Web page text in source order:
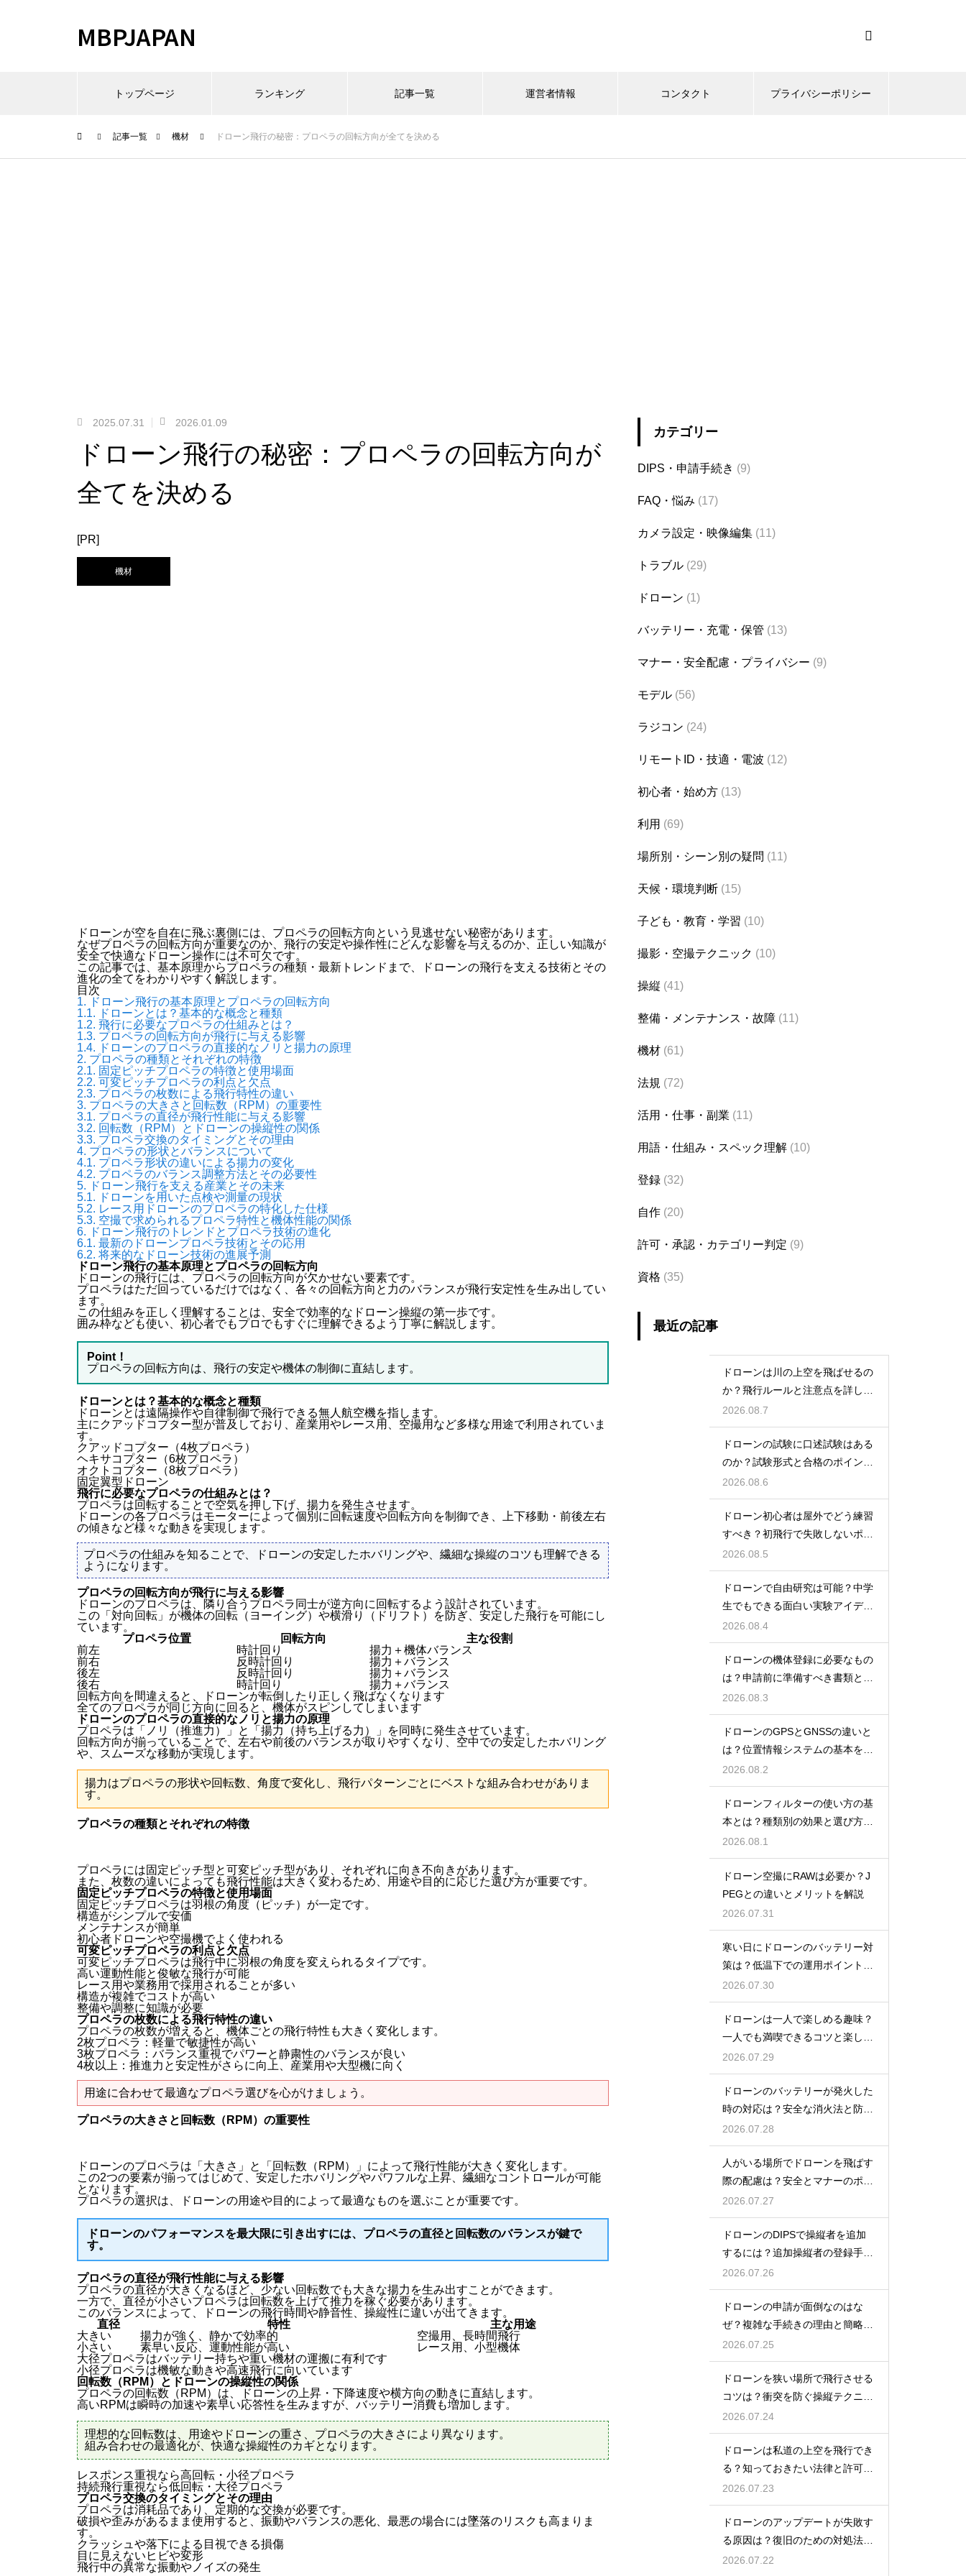
MBPJAPAN
トップページ ランキング 記事一覧 運営者情報 コンタクト プライバシーポリシー
記事一覧 機材 ドローン飛行の秘密：プロペラの回転方向が全てを決める
2025.07.31 2026.01.09
ドローン飛行の秘密：プロペラの回転方向が
全てを決める
[PR]
機材
ドローンが空を自在に飛ぶ裏側には、プロペラの回転方向という見逃せない秘密があります。
なぜプロペラの回転方向が重要なのか、飛行の安定や操作性にどんな影響を与えるのか、正しい知識が
安全で快適なドローン操作には不可欠です。
この記事では、基本原理からプロペラの種類・最新トレンドまで、ドローンの飛行を支える技術とその
進化の全てをわかりやすく解説します。
目次
1. ドローン飛行の基本原理とプロペラの回転方向
1.1. ドローンとは？基本的な概念と種類
1.2. 飛行に必要なプロペラの仕組みとは？
1.3. プロペラの回転方向が飛行に与える影響
1.4. ドローンのプロペラの直接的なノリと揚力の原理
2. プロペラの種類とそれぞれの特徴
2.1. 固定ピッチプロペラの特徴と使用場面
2.2. 可変ピッチプロペラの利点と欠点
2.3. プロペラの枚数による飛行特性の違い
3. プロペラの大きさと回転数（RPM）の重要性
3.1. プロペラの直径が飛行性能に与える影響
3.2. 回転数（RPM）とドローンの操縦性の関係
3.3. プロペラ交換のタイミングとその理由
4. プロペラの形状とバランスについて
4.1. プロペラ形状の違いによる揚力の変化
4.2. プロペラのバランス調整方法とその必要性
5. ドローン飛行を支える産業とその未来
5.1. ドローンを用いた点検や測量の現状
5.2. レース用ドローンのプロペラの特化した仕様
5.3. 空撮で求められるプロペラ特性と機体性能の関係
6. ドローン飛行のトレンドとプロペラ技術の進化
6.1. 最新のドローンプロペラ技術とその応用
6.2. 将来的なドローン技術の進展予測
ドローン飛行の基本原理とプロペラの回転方向
ドローンの飛行には、プロペラの回転方向が欠かせない要素です。
プロペラはただ回っているだけではなく、各々の回転方向と力のバランスが飛行安定性を生み出してい
ます。
この仕組みを正しく理解することは、安全で効率的なドローン操縦の第一歩です。
囲み枠なども使い、初心者でもプロでもすぐに理解できるよう丁寧に解説します。
Point！
プロペラの回転方向は、飛行の安定や機体の制御に直結します。
ドローンとは？基本的な概念と種類
ドローンとは遠隔操作や自律制御で飛行できる無人航空機を指します。
主にクアッドコプター型が普及しており、産業用やレース用、空撮用など多様な用途で利用されていま
す。
クアッドコプター（4枚プロペラ）
ヘキサコプター（6枚プロペラ）
オクトコプター（8枚プロペラ）
固定翼型ドローン
飛行に必要なプロペラの仕組みとは？
プロペラは回転することで空気を押し下げ、揚力を発生させます。
ドローンの各プロペラはモーターによって個別に回転速度や回転方向を制御でき、上下移動・前後左右
の傾きなど様々な動きを実現します。
プロペラの仕組みを知ることで、ドローンの安定したホバリングや、繊細な操縦のコツも理解できる
ようになります。
プロペラの回転方向が飛行に与える影響
ドローンのプロペラは、隣り合うプロペラ同士が逆方向に回転するよう設計されています。
この「対向回転」が機体の回転（ヨーイング）や横滑り（ドリフト）を防ぎ、安定した飛行を可能にし
ています。
プロペラ位置
回転方向
主な役割
前左
時計回り
揚力＋機体バランス
前右
反時計回り
揚力＋バランス
後左
反時計回り
揚力＋バランス
後右
時計回り
揚力＋バランス
回転方向を間違えると、ドローンが転倒したり正しく飛ばなくなります
全てのプロペラが同じ方向に回ると、機体がスピンしてしまいます
ドローンのプロペラの直接的なノリと揚力の原理
プロペラは「ノリ（推進力）」と「揚力（持ち上げる力）」を同時に発生させています。
回転方向が揃っていることで、左右や前後のバランスが取りやすくなり、空中での安定したホバリング
や、スムーズな移動が実現します。
揚力はプロペラの形状や回転数、角度で変化し、飛行パターンごとにベストな組み合わせがありま
す。
プロペラの種類とそれぞれの特徴
プロペラには固定ピッチ型と可変ピッチ型があり、それぞれに向き不向きがあります。
また、枚数の違いによっても飛行性能は大きく変わるため、用途や目的に応じた選び方が重要です。
固定ピッチプロペラの特徴と使用場面
固定ピッチプロペラは羽根の角度（ピッチ）が一定です。
構造がシンプルで安価
メンテナンスが簡単
初心者ドローンや空撮機でよく使われる
可変ピッチプロペラの利点と欠点
可変ピッチプロペラは飛行中に羽根の角度を変えられるタイプです。
高い運動性能と俊敏な飛行が可能
レース用や業務用で採用されることが多い
構造が複雑でコストが高い
整備や調整に知識が必要
プロペラの枚数による飛行特性の違い
プロペラの枚数が増えると、機体ごとの飛行特性も大きく変化します。
2枚プロペラ：軽量で敏捷性が高い
3枚プロペラ：バランス重視でパワーと静粛性のバランスが良い
4枚以上：推進力と安定性がさらに向上、産業用や大型機に向く
用途に合わせて最適なプロペラ選びを心がけましょう。
プロペラの大きさと回転数（RPM）の重要性
ドローンのプロペラは「大きさ」と「回転数（RPM）」によって飛行性能が大きく変化します。
この2つの要素が揃ってはじめて、安定したホバリングやパワフルな上昇、繊細なコントロールが可能
となります。
プロペラの選択は、ドローンの用途や目的によって最適なものを選ぶことが重要です。
ドローンのパフォーマンスを最大限に引き出すには、プロペラの直径と回転数のバランスが鍵で
す。
プロペラの直径が飛行性能に与える影響
プロペラの直径が大きくなるほど、少ない回転数でも大きな揚力を生み出すことができます。
一方で、直径が小さいプロペラは回転数を上げて推力を稼ぐ必要があります。
このバランスによって、ドローンの飛行時間や静音性、操縦性に違いが出てきます。
直径
特性
主な用途
大きい
揚力が強く、静かで効率的
空撮用、長時間飛行
小さい
素早い反応、運動性能が高い
レース用、小型機体
大径プロペラはバッテリー持ちや重い機材の運搬に有利です
小径プロペラは機敏な動きや高速飛行に向いています
回転数（RPM）とドローンの操縦性の関係
プロペラの回転数（RPM）は、ドローンの上昇・下降速度や横方向の動きに直結します。
高いRPMは瞬時の加速や素早い応答性を生みますが、バッテリー消費も増加します。
理想的な回転数は、用途やドローンの重さ、プロペラの大きさにより異なります。
組み合わせの最適化が、快適な操縦性のカギとなります。
レスポンス重視なら高回転・小径プロペラ
持続飛行重視なら低回転・大径プロペラ
プロペラ交換のタイミングとその理由
プロペラは消耗品であり、定期的な交換が必要です。
破損や歪みがあるまま使用すると、振動やバランスの悪化、最悪の場合には墜落のリスクも高まりま
す。
クラッシュや落下による目視できる損傷
目に見えないヒビや変形
飛行中の異常な振動やノイズの発生
カテゴリー
DIPS・申請手続き (9)
FAQ・悩み (17)
カメラ設定・映像編集 (11)
トラブル (29)
ドローン (1)
バッテリー・充電・保管 (13)
マナー・安全配慮・プライバシー (9)
モデル (56)
ラジコン (24)
リモートID・技適・電波 (12)
初心者・始め方 (13)
利用 (69)
場所別・シーン別の疑問 (11)
天候・環境判断 (15)
子ども・教育・学習 (10)
撮影・空撮テクニック (10)
操縦 (41)
整備・メンテナンス・故障 (11)
機材 (61)
法規 (72)
活用・仕事・副業 (11)
用語・仕組み・スペック理解 (10)
登録 (32)
自作 (20)
許可・承認・カテゴリー判定 (9)
資格 (35)
最近の記事
ドローンは川の上空を飛ばせるの
か？飛行ルールと注意点を詳しく
解説
2026.08.7
ドローンの試験に口述試験はある
のか？試験形式と合格のポイント
を解説
2026.08.6
ドローン初心者は屋外でどう練習
すべき？初飛行で失敗しないポイ
ント
2026.08.5
ドローンで自由研究は可能？中学
生でもできる面白い実験アイデア
を紹介
2026.08.4
ドローンの機体登録に必要なもの
は？申請前に準備すべき書類と情
報
2026.08.3
ドローンのGPSとGNSSの違いと
は？位置情報システムの基本を解
説
2026.08.2
ドローンフィルターの使い方の基
本とは？種類別の効果と選び方を
解説
2026.08.1
ドローン空撮にRAWは必要か？J
PEGとの違いとメリットを解説
2026.07.31
寒い日にドローンのバッテリー対
策は？低温下での運用ポイントと
注意点
2026.07.30
ドローンは一人で楽しめる趣味？
一人でも満喫できるコツと楽しみ
方
2026.07.29
ドローンのバッテリーが発火した
時の対応は？安全な消火法と防止
策を解説
2026.07.28
人がいる場所でドローンを飛ばす
際の配慮は？安全とマナーのポイ
ント
2026.07.27
ドローンのDIPSで操縦者を追加
するには？追加操縦者の登録手順
を解説
2026.07.26
ドローンの申請が面倒なのはな
ぜ？複雑な手続きの理由と簡略化
の動向
2026.07.25
ドローンを狭い場所で飛行させる
コツは？衝突を防ぐ操縦テクニッ
クを解説
2026.07.24
ドローンは私道の上空を飛行でき
る？知っておきたい法律と許可の
ルール
2026.07.23
ドローンのアップデートが失敗す
る原因は？復旧のための対処法を
解説
2026.07.22